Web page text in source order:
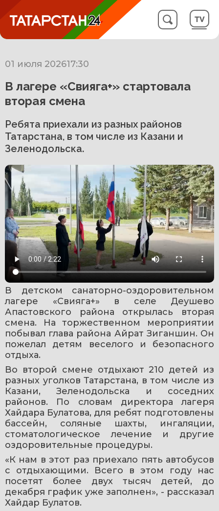
01 июля 202617:30
В лагере «Свияга+» стартовала
вторая смена
Ребята приехали из разных районов
Татарстана, в том числе из Казани и
Зеленодольска.
В детском санаторно-оздоровительном
лагере «Свияга+» в селе Деушево
Апастовского района открылась вторая
смена. На торжественном мероприятии
побывал глава района Айрат Зиганшин. Он
пожелал детям веселого и безопасного
отдыха.
Во второй смене отдыхают 210 детей из
разных уголков Татарстана, в том числе из
Казани, Зеленодольска и соседних
районов. По словам директора лагеря
Хайдара Булатова, для ребят подготовлены
бассейн, соляные шахты, ингаляции,
стоматологическое лечение и другие
оздоровительные процедуры.
«К нам в этот раз приехало пять автобусов
с отдыхающими. Всего в этом году нас
посетят более двух тысяч детей, до
декабря график уже заполнен», - рассказал
Хайдар Булатов.